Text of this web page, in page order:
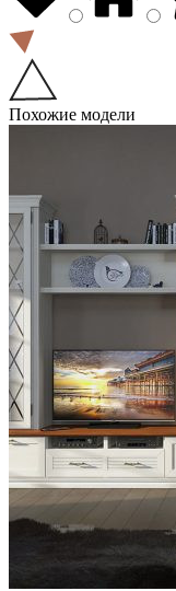
Похожие модели